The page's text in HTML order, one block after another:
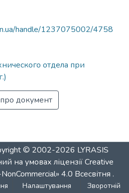
handle/1237075002/4758
отдела при
документ
© 2002-2026 LYRASIS
на умовах ліцензіїCreative
4.0 Всесвітня .
Налаштування
Зворотній